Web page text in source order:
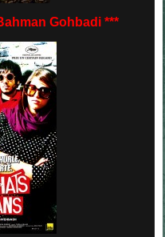
Gohbadi ***